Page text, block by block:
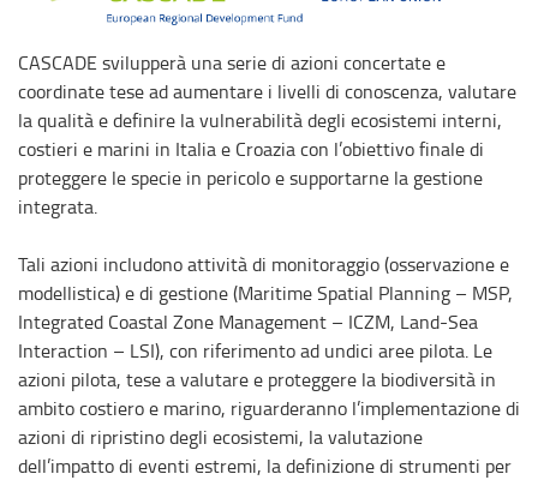
CASCADE svilupperà una serie di azioni concertate e
coordinate tese ad aumentare i livelli di conoscenza, valutare
la qualità e definire la vulnerabilità degli ecosistemi interni,
costieri e marini in Italia e Croazia con l’obiettivo finale di
proteggere le specie in pericolo e supportarne la gestione
integrata.
Tali azioni includono attività di monitoraggio (osservazione e
modellistica) e di gestione (Maritime Spatial Planning – MSP,
Integrated Coastal Zone Management – ICZM, Land-Sea
Interaction – LSI), con riferimento ad undici aree pilota. Le
azioni pilota, tese a valutare e proteggere la biodiversità in
ambito costiero e marino, riguarderanno l’implementazione di
azioni di ripristino degli ecosistemi, la valutazione
dell’impatto di eventi estremi, la definizione di strumenti per